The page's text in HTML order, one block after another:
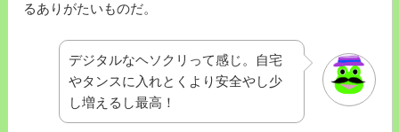
るありがたいものだ。
デジタルなヘソクリって感じ。自宅
やタンスに入れとくより安全やし少
し増えるし最高！